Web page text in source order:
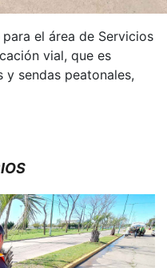
el área de Servicios
vial, que es
sendas peatonales,